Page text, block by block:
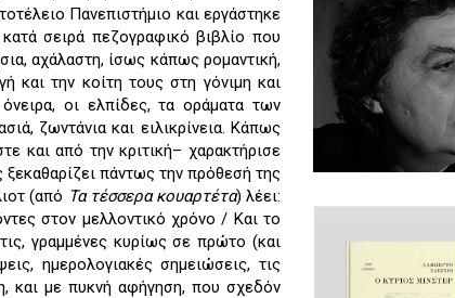
Πανεπιστήμιο και εργάστηκε
σειρά πεζογραφικό βιβλίο που
αχάλαστη, ίσως κάπως ρομαντική,
και την κοίτη τους στη γόνιμη και
οι ελπίδες, τα οράματα των
ζωντάνια και ειλικρίνεια. Κάπως
και από την κριτική– χαρακτήρισε
πάντως την πρόθεσή της
(από Τα τέσσερα κουαρτέτα) λέει:
στον μελλοντικό χρόνο / Και το
γραμμένες κυρίως σε πρώτο (και
ημερολογιακές σημειώσεις, τις
και με πυκνή αφήγηση, που σχεδόν